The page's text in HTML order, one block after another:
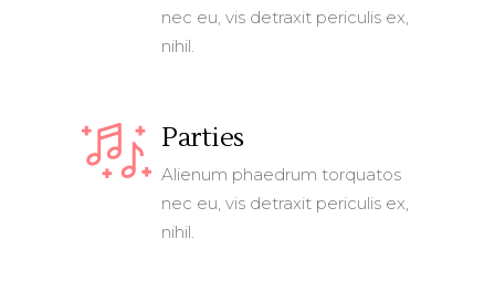
nec eu, vis detraxit periculis ex,
nihil.
Parties
Alienum phaedrum torquatos
nec eu, vis detraxit periculis ex,
nihil.